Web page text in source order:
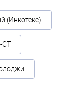
(Инкотекс)
СТ